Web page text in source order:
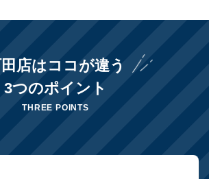
店はココが違う
3つのポイント
THREE POINTS